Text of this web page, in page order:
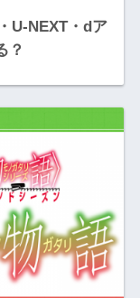
U-NEXT・dア
？